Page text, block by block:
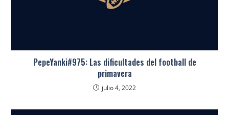
PepeYanki#975: Las dificultades del football de
primavera
julio 4, 2022